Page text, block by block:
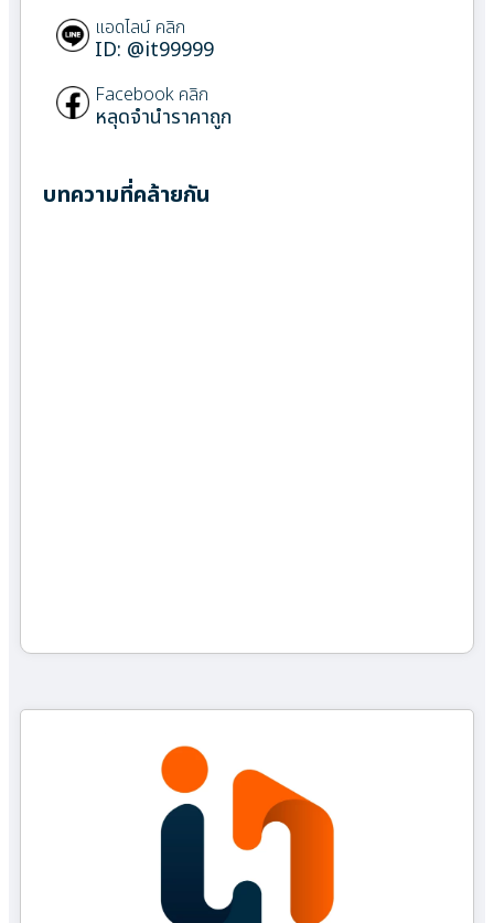
แอดไลน์ คลิก
ID: @it99999
Facebook คลิก
หลุดจำนำราคาถูก
บทความที่คล้ายกัน